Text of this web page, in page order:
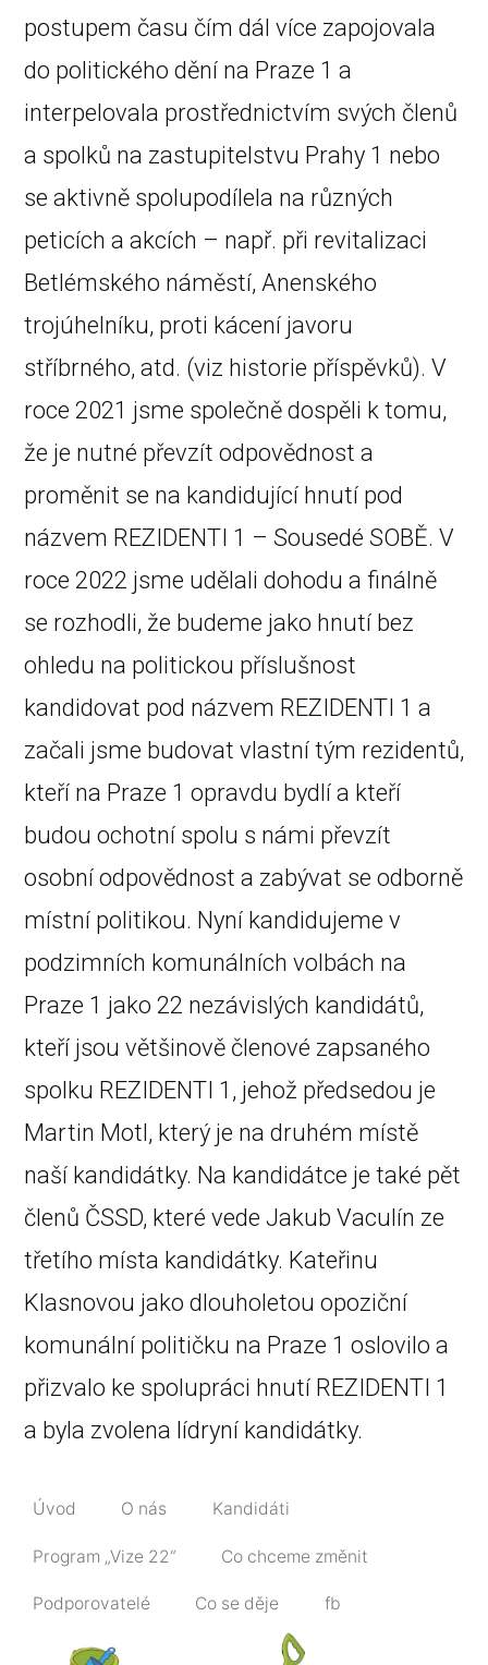
postupem času čím dál více zapojovala
do politického dění na Praze 1 a
interpelovala prostřednictvím svých členů
a spolků na zastupitelstvu Prahy 1 nebo
se aktivně spolupodílela na různých
peticích a akcích – např. při revitalizaci
Betlémského náměstí, Anenského
trojúhelníku, proti kácení javoru
stříbrného, atd. (viz historie příspěvků). V
roce 2021 jsme společně dospěli k tomu,
že je nutné převzít odpovědnost a
proměnit se na kandidující hnutí pod
názvem REZIDENTI 1 – Sousedé SOBĚ. V
roce 2022 jsme udělali dohodu a finálně
se rozhodli, že budeme jako hnutí bez
ohledu na politickou příslušnost
kandidovat pod názvem REZIDENTI 1 a
začali jsme budovat vlastní tým rezidentů,
kteří na Praze 1 opravdu bydlí a kteří
budou ochotní spolu s námi převzít
osobní odpovědnost a zabývat se odborně
místní politikou. Nyní kandidujeme v
podzimních komunálních volbách na
Praze 1 jako 22 nezávislých kandidátů,
kteří jsou většinově členové zapsaného
spolku REZIDENTI 1, jehož předsedou je
Martin Motl, který je na druhém místě
naší kandidátky. Na kandidátce je také pět
členů ČSSD, které vede Jakub Vaculín ze
třetího místa kandidátky. Kateřinu
Klasnovou jako dlouholetou opoziční
komunální političku na Praze 1 oslovilo a
přizvalo ke spolupráci hnutí REZIDENTI 1
a byla zvolena lídryní kandidátky.
Úvod O nás Kandidáti
Program „Vize 22“ Co chceme změnit
Podporovatelé Co se děje fb